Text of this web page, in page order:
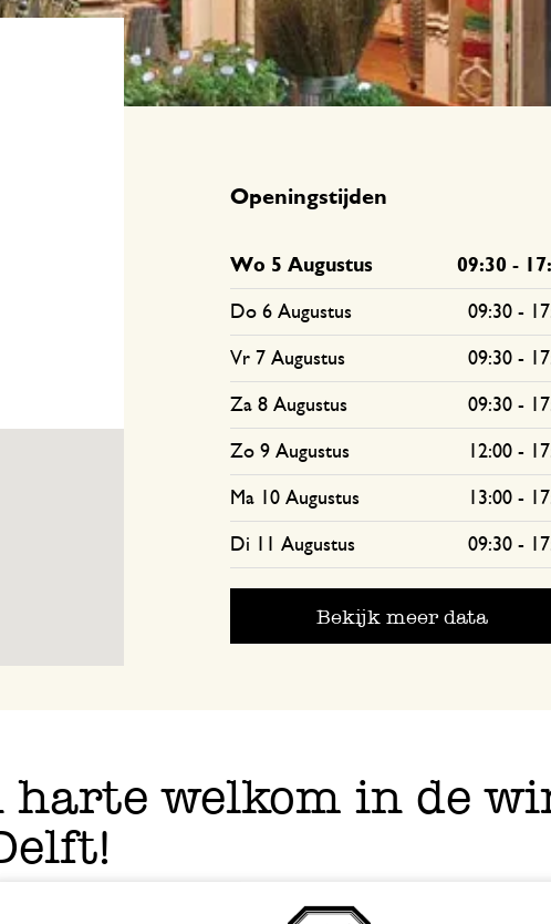
Onderhoudstips
Openingstijden
Wo 5 Augustus 09:30 -
Do 6 Augustus 09:30 -
Vr 7 Augustus 09:30 -
Za 8 Augustus 09:30 -
Zo 9 Augustus 12:00 -
Ma 10 Augustus 13:00 -
Di 11 Augustus 09:30 -
Bekijk meer data
harte welkom in de
van natuurlijke materialen die fijn zijn om dagelijks te